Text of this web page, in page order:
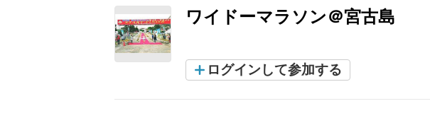
ワイドーマラソン＠宮古島
ログインして参加する